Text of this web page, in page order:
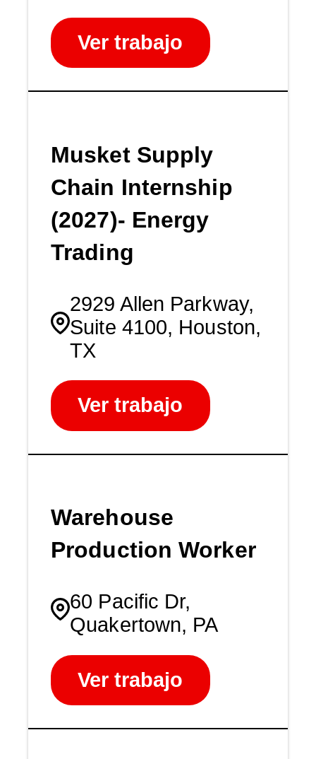
Ver trabajo
Musket Supply
Chain Internship
(2027)- Energy
Trading
2929 Allen Parkway,
Suite 4100, Houston,
TX
Ver trabajo
Warehouse
Production Worker
60 Pacific Dr,
Quakertown, PA
Ver trabajo